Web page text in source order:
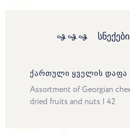
სნექები
ᲥᲐᲠᲗᲣᲚᲘ ᲧᲕᲔᲚᲘᲡ ᲓᲐᲤᲐ
Assortment of Georgian
dried fruits and nuts | 42